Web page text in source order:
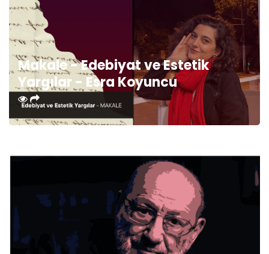
Makale - Edebiyat ve Estetik
Yargılar - Esra Koyuncu